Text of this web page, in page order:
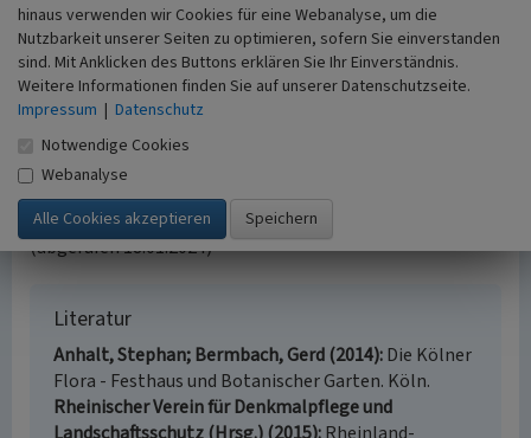
laufende Nr. 400) und wertgebendes Merkmal des
historischen KulturlandschaftsbereichesRiehl, Zoo, Flora
(Kulturlandschaftsbereich Regionalplan Köln 340).
(Ulrich Krings, Rheinischer Verein für Denkmalpflege und
Landschaftsschutz e.V., 2016)
Internet
www.stadt-koeln.de: Interaktive Denkmalkarte Köln
(abgerufen 18.01.2024)
Literatur
Anhalt, Stephan; Bermbach, Gerd (2014) Die Kölner
Flora - Festhaus und Botanischer Garten. Köln.
Rheinischer Verein für Denkmalpflege und
hinaus verwenden wir Cookies für eine Webanalyse, um die
Nutzbarkeit unserer Seiten zu optimieren, sofern Sie einverstanden
sind. Mit Anklicken des Buttons erklären Sie Ihr Einverständnis.
Weitere Informationen finden Sie auf unserer Datenschutzseite.
Impressum | Datenschutz
Notwendige Cookies
Webanalyse